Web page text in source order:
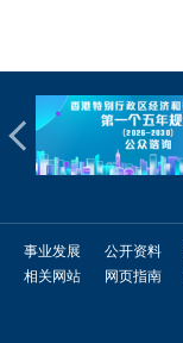
事业发展 公开资料
相关网站
网页指南